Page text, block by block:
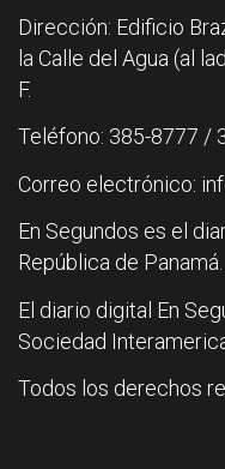
Dirección: Edificio
la Calle del Agua (al
F.
Teléfono: 385-8777 /
Correo electrónico:
En Segundos es el
República de Panamá.
El diario digital En
Sociedad
Todos los derechos